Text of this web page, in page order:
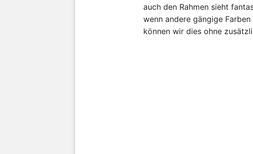
auch den Rahmen sieht
wenn andere gängige
können wir dies ohne